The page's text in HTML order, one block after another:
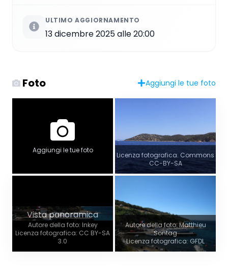
ULTIMO AGGIORNAMENTO
13 dicembre 2025 alle 20:00
Foto Aggiungi le tue foto
Aggiungi le tue foto
Licenza fotografica: Commons
CC-BY-SA
Vista panoramica
Autore della foto: Inkey
Licenza fotografica: CC BY-SA
3.0
Autore della foto: Matthieu
Sontag
Licenza fotografica: GFDL